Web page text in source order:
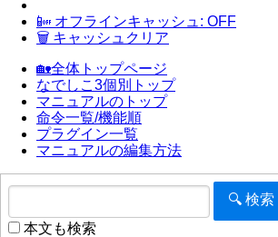
📴 オフラインキャッシュ: OFF
🗑 キャッシュクリア
🏡全体トップページ
なでしこ3個別トップ
マニュアルのトップ
命令一覧/機能順
プラグイン一覧
マニュアルの編集方法
本文も検索